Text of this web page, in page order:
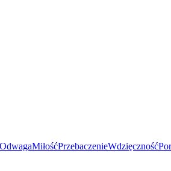
OdwagaMiłośćPrzebaczenieWdzięczność